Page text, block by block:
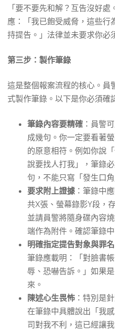
「要不要先和解？互告沒好
應：「我已飽受威脅，這些行
持提告。」法律並未要求你必
第三步：製作筆錄
這是整個報案流程的核心。員
式製作筆錄。以下是你必須確
筆錄內容要精確 ：員警
成幾句。你一定要看著
的原意相符。例如你說
說要找人打我」，筆錄
句，不能只寫「發生口角
要求附上證據 ：筆錄中
共X張、螢幕錄影Y段，
並請員警將隨身碟內容
端作為附件。確認筆錄
明確指定提告對象與罪名
筆錄應載明：「對臉書
辱、恐嚇告訴。」如果
來。
陳述心生畏怖 ：特別是
在筆錄中具體說出「我
司對我不利，這已經讓